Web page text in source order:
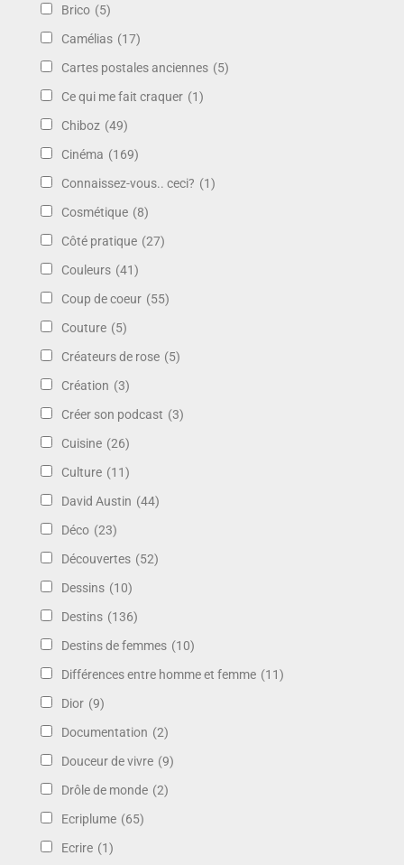
Brico (5)
Camélias (17)
Cartes postales anciennes (5)
Ce qui me fait craquer (1)
Chiboz (49)
Cinéma (169)
Connaissez-vous.. ceci? (1)
Cosmétique (8)
Côté pratique (27)
Couleurs (41)
Coup de coeur (55)
Couture (5)
Créateurs de rose (5)
Création (3)
Créer son podcast (3)
Cuisine (26)
Culture (11)
David Austin (44)
Déco (23)
Découvertes (52)
Dessins (10)
Destins (136)
Destins de femmes (10)
Différences entre homme et femme (11)
Dior (9)
Documentation (2)
Douceur de vivre (9)
Drôle de monde (2)
Ecriplume (65)
Ecrire (1)